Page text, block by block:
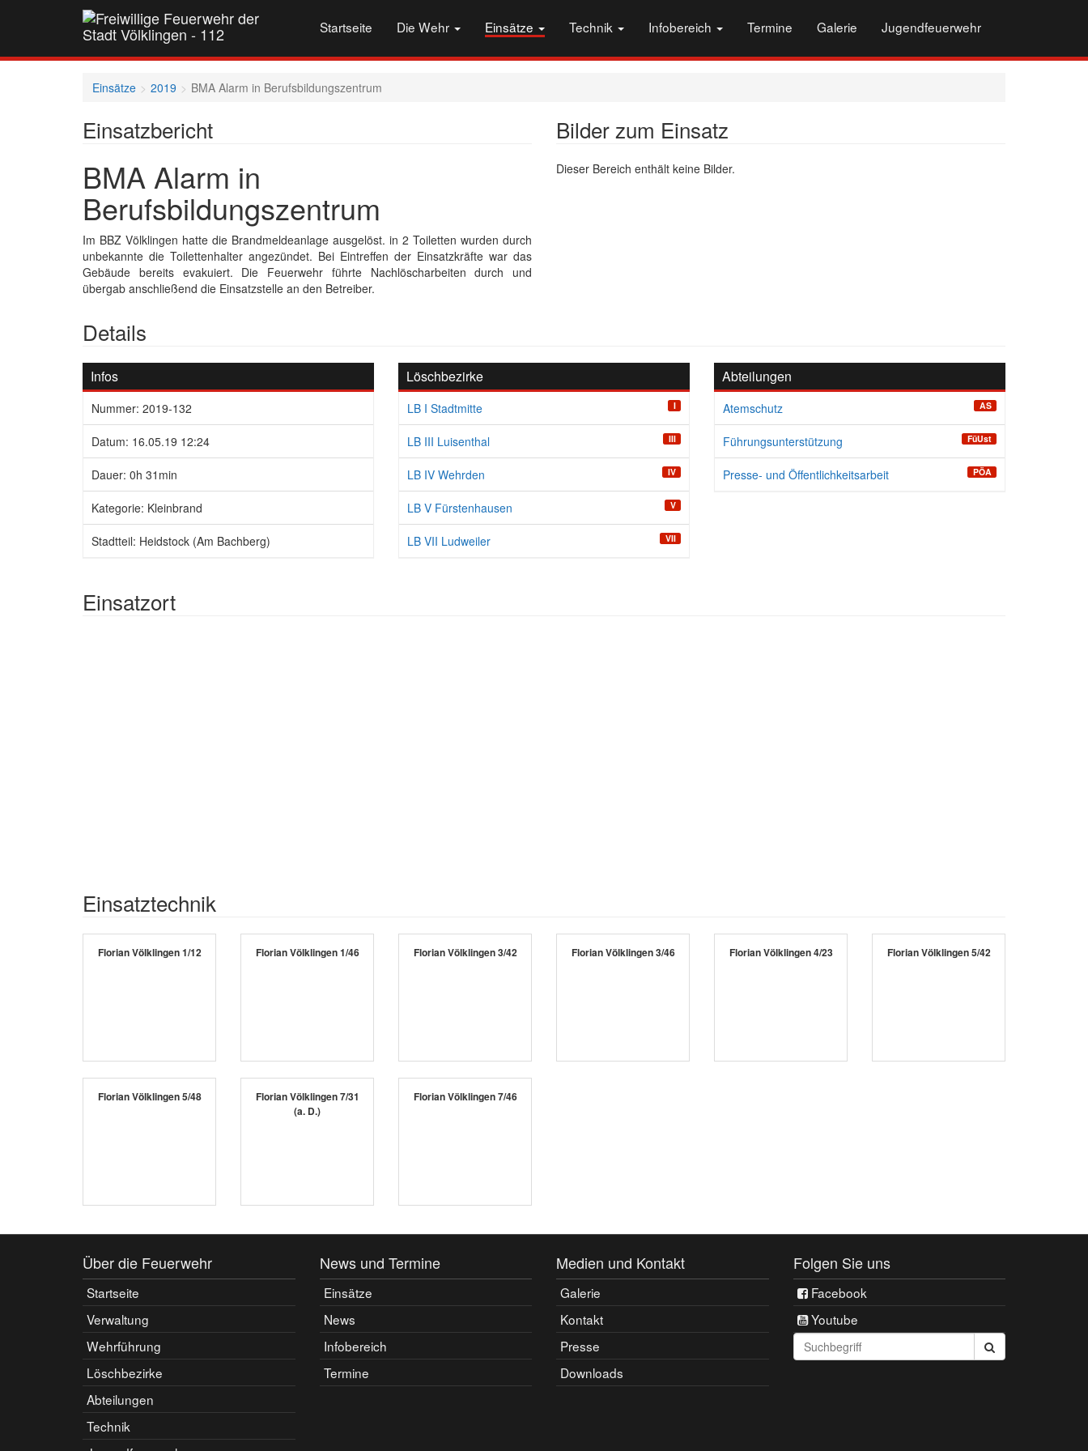
Startseite Die Wehr Einsätze Technik Infobereich Termine Galerie Jugendfeuerwehr
Einsätze 2019 BMA Alarm in Berufsbildungszentrum
Einsatzbericht
BMA Alarm in
Berufsbildungszentrum
Im BBZ Völklingen hatte die Brandmeldeanlage ausgelöst. in 2 Toiletten wurden durch
unbekannte die Toilettenhalter angezündet. Bei Eintreffen der Einsatzkräfte war das
Gebäude bereits evakuiert. Die Feuerwehr führte Nachlöscharbeiten durch und
übergab anschließend die Einsatzstelle an den Betreiber.
Bilder zum Einsatz
Dieser Bereich enthält keine Bilder.
Details
Infos
Nummer: 2019-132
Datum: 16.05.19 12:24
Dauer: 0h 31min
Kategorie: Kleinbrand
Stadtteil: Heidstock (Am Bachberg)
Löschbezirke
LB I Stadtmitte I
LB III Luisenthal III
LB IV Wehrden IV
LB V Fürstenhausen V
LB VII Ludweiler VII
Abteilungen
Atemschutz AS
Führungsunterstützung FüUst
Presse- und Öffentlichkeitsarbeit PÖA
Einsatzort
Einsatztechnik
Florian Völklingen 1/12 Florian Völklingen 1/46 Florian Völklingen 3/42 Florian Völklingen 3/46 Florian Völklingen 4/23 Florian Völklingen 5/42
Florian Völklingen 5/48
Florian Völklingen 7/31
(a. D.)
Florian Völklingen 7/46
Über die Feuerwehr
Startseite
Verwaltung
Wehrführung
Löschbezirke
Abteilungen
Technik
News und Termine
Einsätze
News
Infobereich
Termine
Medien und Kontakt
Galerie
Kontakt
Presse
Downloads
Folgen Sie uns
Facebook
Youtube
Seite
durchsuchen: